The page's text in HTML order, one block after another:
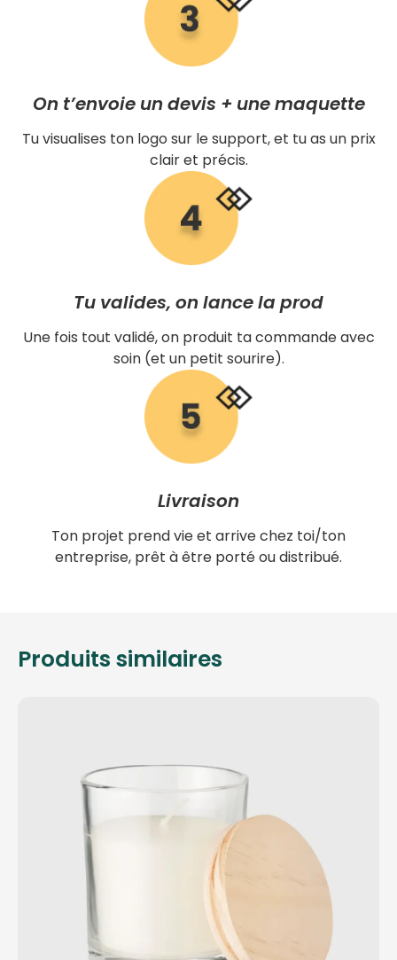
On t’envoie un devis + une maquette
Tu visualises ton logo sur le support, et tu as un prix
clair et précis.
Tu valides, on lance la prod
Une fois tout validé, on produit ta commande avec
soin (et un petit sourire).
Livraison
Ton projet prend vie et arrive chez toi/ton
entreprise, prêt à être porté ou distribué.
Produits similaires